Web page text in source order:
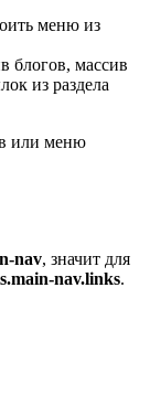
меню из
блогов, массив
из раздела
или меню
nav, значит для
nav.links.